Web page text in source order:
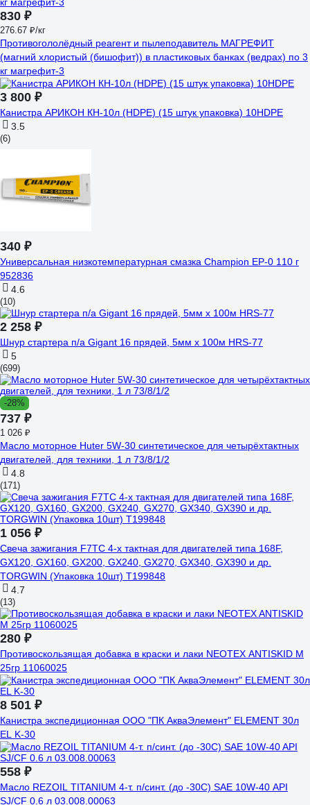
830 ₽
276.67 ₽/кг
Противогололёдный реагент и пылеподавитель МАГРЕФИТ
(магний хлористый (бишофит)) в пластиковых банках (ведрах) по 3
кг магрефит-3
3 800 ₽
Канистра АРИКОН КН-10л (HDPE) (15 штук упаковка) 10HDPE
3.5
(6)
340 ₽
Универсальная низкотемпературная смазка Champion EP-0 110 г
952836
4.6
(10)
2 258 ₽
Шнур стартера п/а Gigant 16 прядей, 5мм x 100м HRS-77
5
(699)
-28%
737 ₽
1 026 ₽
Масло моторное Huter 5W-30 синтетическое для четырёхтактных
двигателей, для техники, 1 л 73/8/1/2
4.8
(171)
1 056 ₽
Свеча зажигания F7TC 4-х тактная для двигателей типа 168F,
GX120, GX160, GX200, GX240, GX270, GX340, GX390 и др.
TORGWIN (Упаковка 10шт) T199848
4.7
(13)
280 ₽
Противоскользящая добавка в краски и лаки NEOTEX ANTISKID M
25гр 11060025
8 501 ₽
Канистра экспедиционная ООО "ПК АкваЭлемент" ELEMENT 30л
EL K-30
558 ₽
Масло REZOIL TITANIUM 4-т. п/синт. (до -30С) SAE 10W-40 API
SJ/CF 0.6 л 03.008.00063